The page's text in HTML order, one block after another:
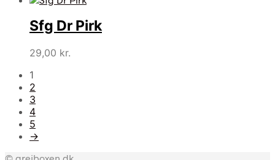
Sfg Dr Pirk
29,00 kr.
1
2
3
4
5
→
© grejboxen.dk